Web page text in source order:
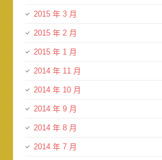
2015 年 3 月
2015 年 2 月
2015 年 1 月
2014 年 11 月
2014 年 10 月
2014 年 9 月
2014 年 8 月
2014 年 7 月